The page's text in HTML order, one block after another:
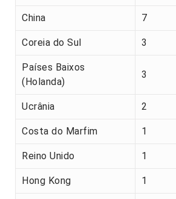
China 7
Coreia do Sul 3
Países Baixos
(Holanda)
3
Ucrânia 2
Costa do Marfim 1
Reino Unido 1
Hong Kong 1